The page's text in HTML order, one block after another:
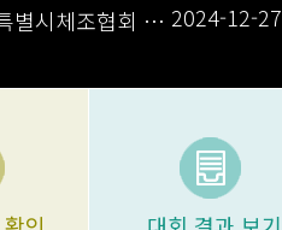
2025 서울특별시체조협회 임원의 결격사유 공지 2024-12-27